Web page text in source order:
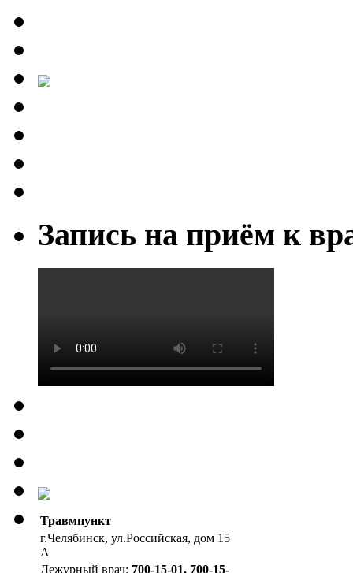
Запись на приём к
Травмпункт
г.Челябинск, ул.Российская, дом 15
А
Дежурный врач: 700-15-01, 700-15-